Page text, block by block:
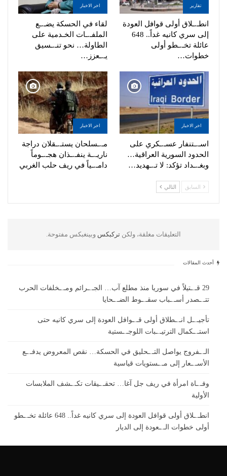
تقارير
انطـ.ـلاق أولى قوافل العودة
إلى سري كانيه غداً.. 648
عائلة تخـ.ـطو أولى
خطوات…
اخر الاخبار
لقاء في الحسكة يضـ.ـع
الملفـ.ـات الخـدمية على
الطاولة… نحو تنـ.ـسيق
يـ.ـعزز…
اخر الاخبار
اسـ.ـتنفار عسـ.ـكري على
الحدود السورية العراقية…
وبغـ.ـداد تؤكد: لا تـ.ـهديد…
اخر الاخبار
مـ.ـسلحان يستـ.ـقلان دراجة
ناريـ.ـة ينفـ.ـذان هجـ.ـوماً
دامـ.ـياً في ريف حلب الغربي
السابق التالي
التعليقات مغلقة، ولكن تركبكس وبينغبكس مفتوحة.
أحدث المقالات
29 قـ.ـتيلاً في سوريا منذ مطلع آب… الجـ.ـرائم ومـ.ـخلفات الحرب
تتـ.ـصدر أسـ.ـباب سقـ.ـوط الضـ.ـحايا
تأجيـ.ـل انـ.ـطلاق أولى قـ.ـوافل العودة إلى سري كانيه حتى
استـ.ـكمال الترتيـ.ـبات اللوجـ.ـستية
الـ.ـفروج يواصل التـ.ـحليق في الحسكة… نقص المعروض يدفـ.ـع
الأسـ.ـعار إلى مـ.ـستويات قياسية
وفـ.ـاة امرأة في ريف جل آغا… تحقـ.ـيقات تكـ.ـشف الملابسات
الأولية
انطـ.ـلاق أولى قوافل العودة إلى سري كانيه غداً.. 648 عائلة تخـ.ـطو
أولى خطوات الـ.ـعودة إلى الديار